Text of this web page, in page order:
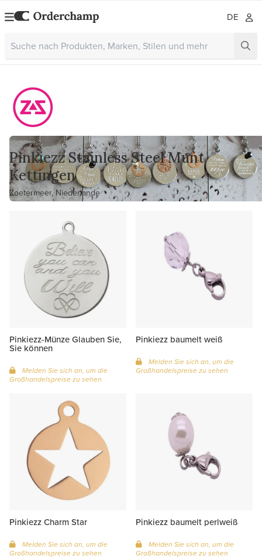
DE
Pinkiezz Stainless Steel Munt
Kettingen
Zoetermeer, Niederlande
Pinkiezz-Münze Glauben Sie,
Sie können
Melden Sie sich an, um die
Großhandelspreise zu sehen
Pinkiezz baumelt weiß
Melden Sie sich an, um die
Großhandelspreise zu sehen
Pinkiezz Charm Star
Melden Sie sich an, um die
Großhandelspreise zu sehen
Pinkiezz baumelt perlweiß
Melden Sie sich an, um die
Großhandelspreise zu sehen